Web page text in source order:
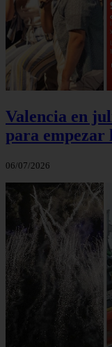
Valencia en
para empezar
06/07/2026